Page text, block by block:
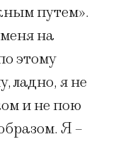
путем».
на
этому
ладно, я не
и не пою
Я –